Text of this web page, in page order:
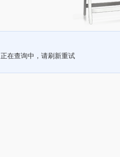
正在查询中，请刷新重试